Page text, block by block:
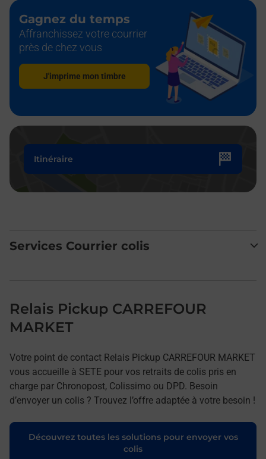
Gagnez du temps
Affranchissez votre courrier
près de chez vous
J'imprime mon timbre
Itinéraire
Services Courrier colis
Relais Pickup CARREFOUR
MARKET
Votre point de contact Relais Pickup CARREFOUR MARKET
vous accueille à SETE pour vos retraits de colis pris en
charge par Chronopost, Colissimo ou DPD. Besoin
d’envoyer un colis ? Trouvez l’offre adaptée à votre besoin !
Découvrez toutes les solutions pour envoyer vos
colis